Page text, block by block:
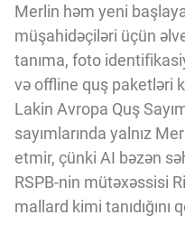
Merlin həm yeni
müşahidəçiləri üçün
tanıma, foto
və offline quş paketləri
Lakin Avropa Quş
sayımlarında yalnız
etmir, çünki AI bəzən
RSPB-nin mütəxəssisi
mallard kimi tanıdığını